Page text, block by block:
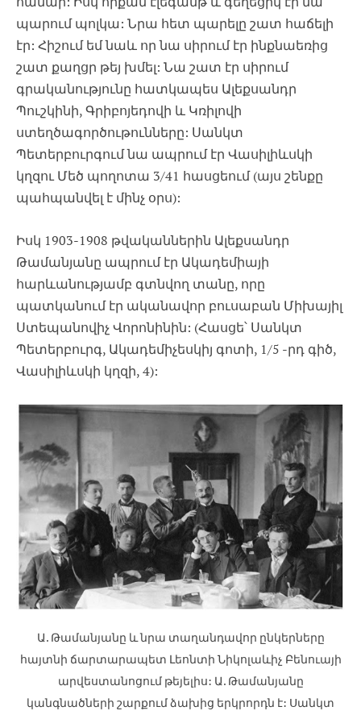
պարում պոլկա: Նրա հետ պարելը շատ հաճելի
էր: Հիշում եմ նաև որ նա սիրում էր ինքնաեռից
շատ քաղցր թեյ խմել: Նա շատ էր սիրում
գրականությունը հատկապես Ալեքսանդր
Պուշկինի, Գրիբոյեդովի և Կռիլովի
ստեղծագործութունները: Սանկտ
Պետերբուրգում նա ապրում էր Վասիլիևսկի
կղզու Մեծ պողոտա 3/41 հասցեում (այս շենքը
պահպանվել է մինչ օրս):
Իսկ 1903-1908 թվականներին Ալեքսանդր
Թամանյանը ապրում էր Ակադեմիայի
հարևանությամբ գտնվող տանը, որը
պատկանում էր ականավոր բուսաբան Միխայիլ
Ստեպանովիչ Վորոնինին: (Հասցե՝ Սանկտ
Պետերբուրգ, Ակադեմիչեսկիյ գոտի, 1/5 -րդ գիծ,
Վասիլիևսկի կղզի, 4):
Ա. Թամանյանը և նրա տաղանդավոր ընկերները
հայտնի ճարտարապետ Լեոնտի Նիկոլաևիչ Բենուայի
արվեստանոցում թեյելիս: Ա. Թամանյանը
կանգնածների շարքում ձախից երկրորդն է: Սանկտ